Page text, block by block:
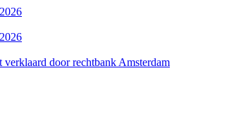
door rechtbank Amsterdam